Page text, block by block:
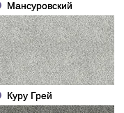
Мансуровский
Куру Грей